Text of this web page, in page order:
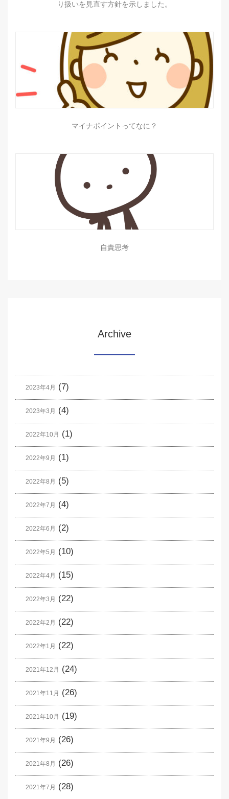
り扱いを見直す方針を示しました。
マイナポイントってなに？
自責思考
Archive
2023年4月 (7)
2023年3月 (4)
2022年10月 (1)
2022年9月 (1)
2022年8月 (5)
2022年7月 (4)
2022年6月 (2)
2022年5月 (10)
2022年4月 (15)
2022年3月 (22)
2022年2月 (22)
2022年1月 (22)
2021年12月 (24)
2021年11月 (26)
2021年10月 (19)
2021年9月 (26)
2021年8月 (26)
2021年7月 (28)